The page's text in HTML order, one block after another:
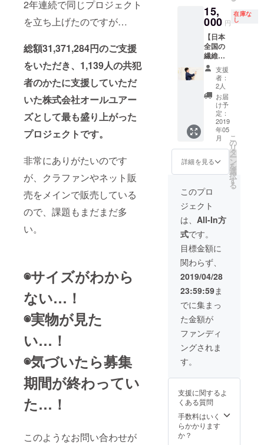
2年連続で同じプロジェクト
を立ち上げたのですが…
総額31,371,284円のご支援
をいただき、1,139人の共犯
者のかたに支援していただ
いた株式会社オールユアー
ズとして最も盛り上がった
プロジェクトです。
非常にありがたいのです
が、クラファンやネット販
売をメインで販売している
ので、課題もまだまだ多
い。
◉サイズがわから
ない…！
◉実物が見た
い…！
◉気づいたら募集
期間が終わってい
た…！
このようなお問い合わせが
お断り
いたし
ます。
ページ
内のス
ケ
ジュー
ルをご
確認く
ださ
い。 ・
同行に
ついて
は、1都
道府県
のみと
させて
頂きま
（都道
府県内
が複数
個所あ
る場合
は、複
合流で
きま
す） ・
現地ま
での移
動交通
費はご
負担く
ださ
い。 ・
販売手
数料な
どは発
・当イ
ベント
開催期
間内に
おいて
発生し
＊＊＊
＊＊＊
＊＊＊
＊＊＊
＊＊＊
＊＊ ・
開催ス
ジュー
ルにつ
いて
は、プ
ロジェ
クト
ページ
ケ
ジュー
確認く
ださ
い。 ・
同行に
は、ご
希望の3
会場の
みとさ
せて頂
きま
す。
（都道
府県内
で会場
が複数
個所あ
る場合
合流で
きま
す） ・
現地ま
での移
動交通
に合流
して、
あなた
の商品
をオー
ルユ
アーズ
と一緒
に販売
するこ
とがで
きま
す。 ④
全国行
脚期間
たち
オール
ズがフ
ライ
ヤー
（チラ
年間持
ち歩い
て、宣
伝しま
す。ま
た、同
じもの
を世田
谷区池
尻にあ
るオー
ルユ
アーズ
きま
す。
⑤「着
たくな
いの
に、毎
ユアー
ズのブ
ログに
掲載し
ます。 ◉
おすす
めのお
店 ◉美味
しい料
理店 ◉地
元の人
しか知
らない
絶景…
などな
ど ＊ス
ケ
合上た
けない
場合、
別候補
を相談
させて
くださ
い。 ＊
お届け
掲載日
はリン
クしま
せんの
でご了
承くだ
さい。
定とさ
せてい
ただき
ます。
それぞ
れあり
ますよ
ね。あ
なたの
地元の
思い出
や、み
んなに
伝えた
い価値
観を、
あなた
に変
わって
レポー
トしま
しの無
料
note、
オール
ユアー
ズのブ
ログに
掲載し
ます。 ◉
おすす
めのお
店 ◉美味
しい料
理店 ◉地
元の人
しか知
らない
絶景…
ケ
ジュー
ルの都
合上た
どり着
けない
15,
000 円
在庫な
し
【日本
全国の
繊維関
係の町
工場さ
ま限定
リター
ン】
オール
ユアー
ズの全
商品を
開発し
てい
る、代
表取締
役・共
同代表
のハラ
ヤスト
が、あ
なたの
会社・
工場に
訪問
し、ア
イデア
創出の
ための
ミー
ティン
グを開
催しま
す。日
でも訪
しま
す。
「技術
はある
けど、
支援
者：
2人
お届
け予
定：
2019
年05
月
詳細を見る
こ
の
リ
タ
ー
ン
を
選
択
す
る
このプロ
ジェクト
は、 All-In方
式です。
目標金額に
関わらず、
2019/04/28
23:59:59ま
でに集まっ
た金額が
ファンディ
ングされま
す。
支援に関するよ
くある質問
手数料はいく
らかかります
か？